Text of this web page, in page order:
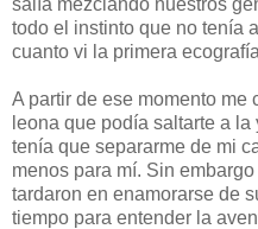
todo el instinto que no tenía
cuanto vi la primera
A partir de ese momento me
leona que podía saltarte a
tenía que separarme de mi
menos para mí. Sin
tardaron en enamorarse de
tiempo para entender la